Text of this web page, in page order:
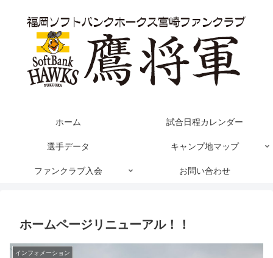
ホーム 試合日程カレンダー
選手データ キャンプ地マップ
ファンクラブ入会 お問い合わせ
ホームページリニューアル！！
インフォメーション